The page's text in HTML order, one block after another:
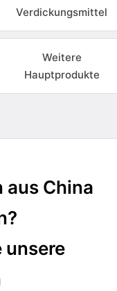
Verdickungsmittel
Weitere
Hauptprodukte
aus China
unsere